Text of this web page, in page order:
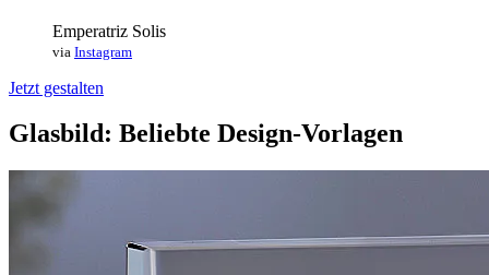
Emperatriz Solis
via Instagram
Jetzt gestalten
Glasbild: Beliebte Design-Vorlagen